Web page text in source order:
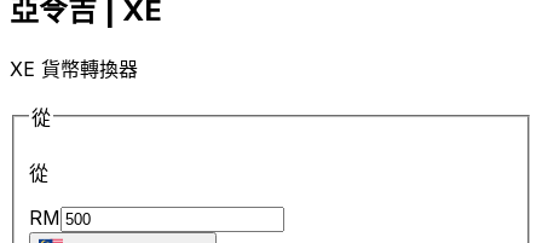
亞令吉 | XE
XE 貨幣轉換器
從
從
RM